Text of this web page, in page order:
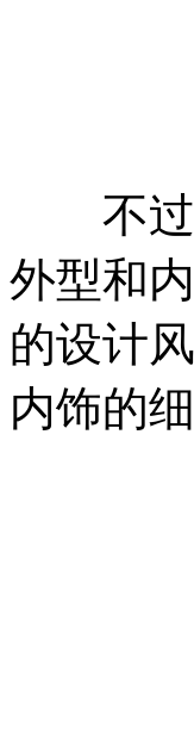
不过
外型和
的设计
内饰的